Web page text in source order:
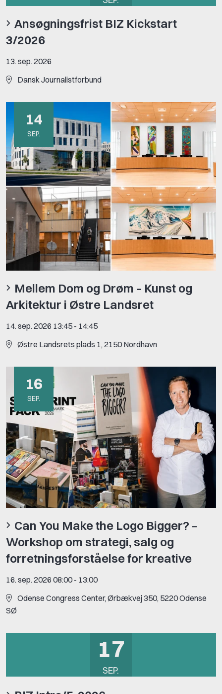
Ansøgningsfrist BIZ Kickstart
3/2026
13. sep. 2026
Dansk Journalistforbund
14
SEP.
Mellem Dom og Drøm – Kunst og
Arkitektur i Østre Landsret
14. sep. 2026 13:45 - 14:45
Østre Landsrets plads 1, 2150 Nordhavn
16
SEP.
Can You Make the Logo Bigger? –
Workshop om strategi, salg og
forretningsforståelse for kreative
16. sep. 2026 08:00 - 13:00
Odense Congress Center, Ørbækvej 350, 5220 Odense
SØ
17
SEP.